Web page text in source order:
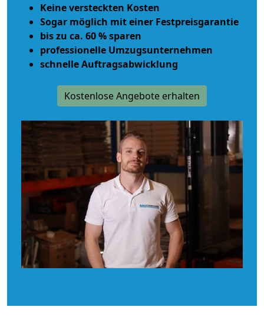
Keine versteckten Kosten
Sogar möglich mit einer Festpreisgarantie
bis zu ca. 60 % sparen
professionelle Umzugsunternehmen
schnelle Auftragsabwicklung
Kostenlose Angebote erhalten